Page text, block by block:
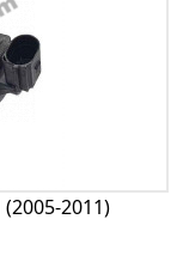
2011)